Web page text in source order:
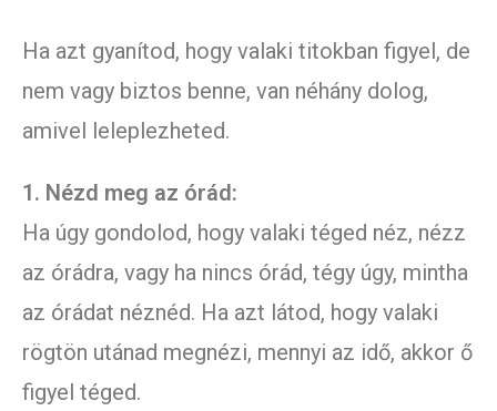
Ha azt gyanítod, hogy valaki titokban figyel, de
nem vagy biztos benne, van néhány dolog,
amivel leleplezheted.
1. Nézd meg az órád:
Ha úgy gondolod, hogy valaki téged néz, nézz
az órádra, vagy ha nincs órád, tégy úgy, mintha
az órádat néznéd. Ha azt látod, hogy valaki
rögtön utánad megnézi, mennyi az idő, akkor ő
figyel téged.